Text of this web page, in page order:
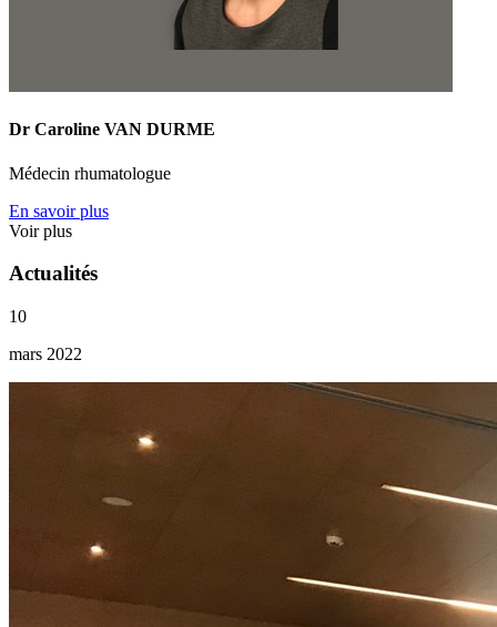
Dr Caroline VAN DURME
Médecin rhumatologue
En savoir plus
Voir plus
Actualités
10
mars 2022